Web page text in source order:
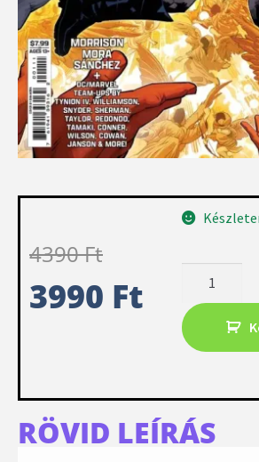
4390Ft
3990 Ft
RÖVID LEÍRÁS